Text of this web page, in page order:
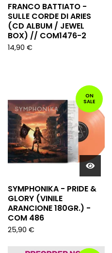
FRANCO BATTIATO -
SULLE CORDE DI ARIES
(CD ALBUM / JEWEL
BOX) // COM1476-2
14,90 €
ON
SALE
SYMPHONIKA - PRIDE &
GLORY (VINILE
ARANCIONE 180GR.) -
COM 486
25,90 €